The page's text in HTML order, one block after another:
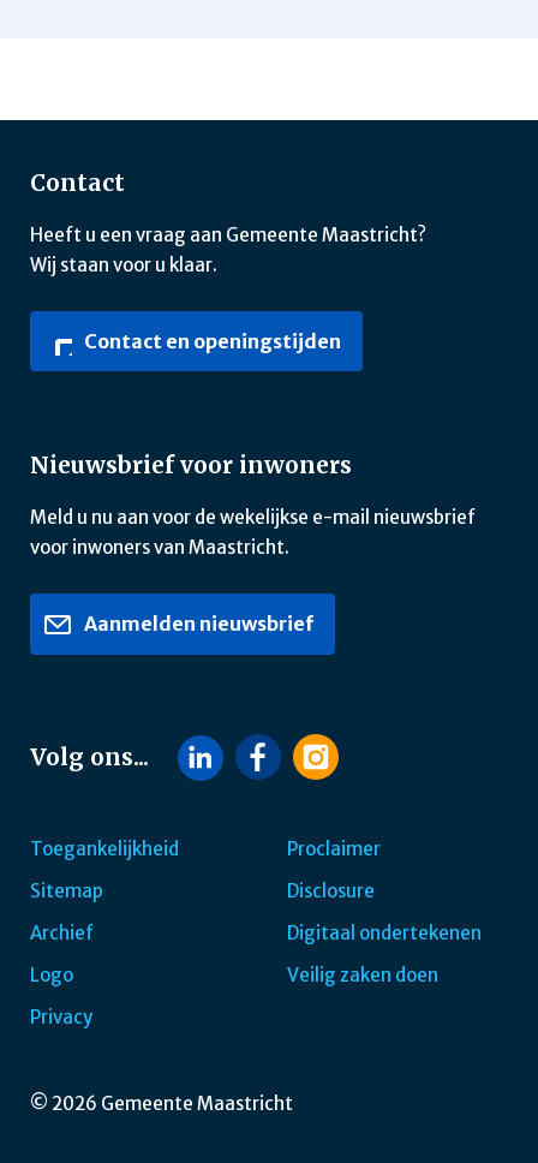
Contact
Heeft u een vraag aan Gemeente Maastricht?
Wij staan voor u klaar.
Contact en openingstijden
Nieuwsbrief voor inwoners
Meld u nu aan voor de wekelijkse e-mail nieuwsbrief
voor inwoners van Maastricht.
Aanmelden nieuwsbrief
Volg ons...
Footer
navigatie
Toegankelijkheid
Sitemap
Archief
Logo
Privacy
Proclaimer
Disclosure
Digitaal ondertekenen
Veilig zaken doen
© 2026 Gemeente Maastricht